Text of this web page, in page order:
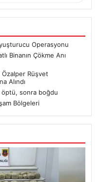
Operasyonu
Binanın Çökme Anı
Özalper Rüşvet
Alındı
öptü, sonra boğdu
Bölgeleri